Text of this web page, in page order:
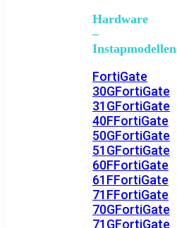
Hardware
–
Instapmodellen
FortiGate
30GFortiGate
31GFortiGate
40FFortiGate
50GFortiGate
51GFortiGate
60FFortiGate
61FFortiGate
71FFortiGate
70GFortiGate
71GFortiGate